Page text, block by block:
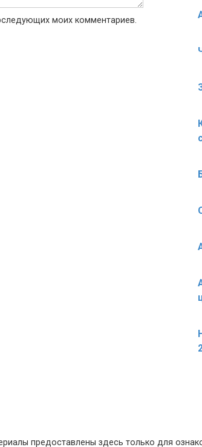
моих комментариев.
предоставлены здесь только для